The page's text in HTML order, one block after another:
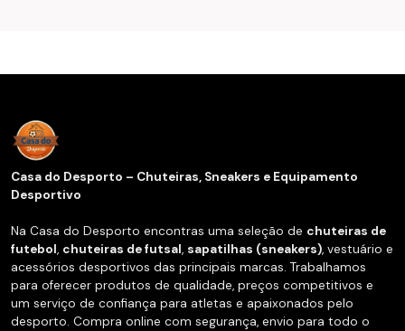
Casa do Desporto – Chuteiras, Sneakers e Equipamento
Desportivo
Na Casa do Desporto encontras uma seleção de chuteiras de
futebol, chuteiras de futsal, sapatilhas (sneakers), vestuário e
acessórios desportivos das principais marcas. Trabalhamos
para oferecer produtos de qualidade, preços competitivos e
um serviço de confiança para atletas e apaixonados pelo
desporto. Compra online com segurança, envio para todo o